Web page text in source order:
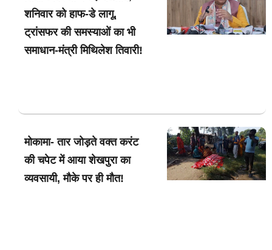
शनिवार को हाफ-डे लागू,
ट्रांसफर की समस्याओं का भी
समाधान-मंत्री मिथिलेश तिवारी!
मोकामा- तार जोड़ते वक्त करंट
की चपेट में आया शेखपुरा का
व्यवसायी, मौके पर ही मौत!